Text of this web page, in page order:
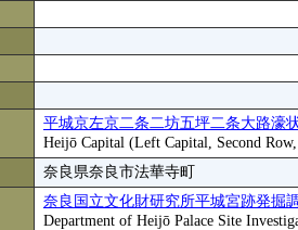
平城京左京二条二坊五坪二条大路濠
Heijō Capital (Left Capital, Second
奈良県奈良市法華寺町
奈良国立文化財研究所平城宮跡発掘
Department of Heijō Palace Site